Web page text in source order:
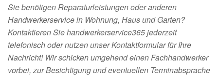
Sie benötigen Reparaturleistungen oder anderen
Handwerkerservice in Wohnung, Haus und Garten?
Kontaktieren Sie handwerkerservice365 jederzeit
telefonisch oder nutzen unser Kontaktformular für Ihre
Nachricht! Wir schicken umgehend einen Fachhandwerker
vorbei, zur Besichtigung und eventuellen Terminabsprache